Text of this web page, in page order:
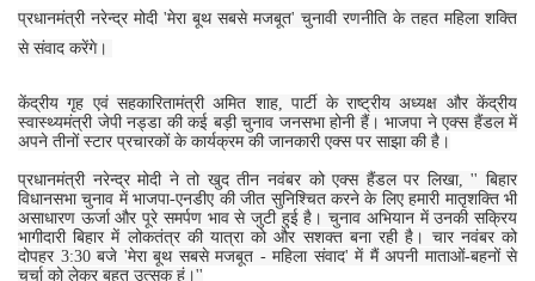
प्रधानमंत्री नरेन्द्र मोदी 'मेरा बूथ सबसे मजबूत' चुनावी रणनीति के तहत महिला शक्ति
से संवाद करेंगे।
केंद्रीय गृह एवं सहकारितामंत्री अमित शाह, पार्टी के राष्ट्रीय अध्यक्ष और केंद्रीय
स्वास्थ्यमंत्री जेपी नड्डा की कई बड़ी चुनाव जनसभा होनी हैं। भाजपा ने एक्स हैंडल में
अपने तीनों स्टार प्रचारकों के कार्यक्रम की जानकारी एक्स पर साझा की है।
प्रधानमंत्री नरेन्द्र मोदी ने तो खुद तीन नवंबर को एक्स हैंडल पर लिखा, '' बिहार
विधानसभा चुनाव में भाजपा-एनडीए की जीत सुनिश्चित करने के लिए हमारी मातृशक्ति भी
असाधारण ऊर्जा और पूरे समर्पण भाव से जुटी हुई है। चुनाव अभियान में उनकी सक्रिय
भागीदारी बिहार में लोकतंत्र की यात्रा को और सशक्त बना रही है। चार नवंबर को
दोपहर 3:30 बजे 'मेरा बूथ सबसे मजबूत - महिला संवाद' में मैं अपनी माताओं-बहनों से
चर्चा को लेकर बहुत उत्सुक हूं।''